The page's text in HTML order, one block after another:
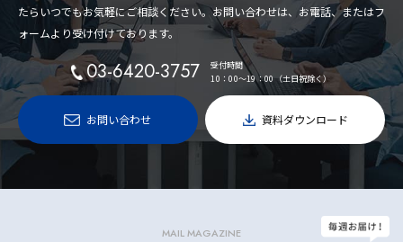
たらいつでもお気軽にご相談ください。お問い合わせは、お電話、またはフ
ォームより受け付けております。
03-6420-3757
受付時間
10：00〜19：00（土日祝除く）
お問い合わせ 資料ダウンロード
MAIL MAGAZINE